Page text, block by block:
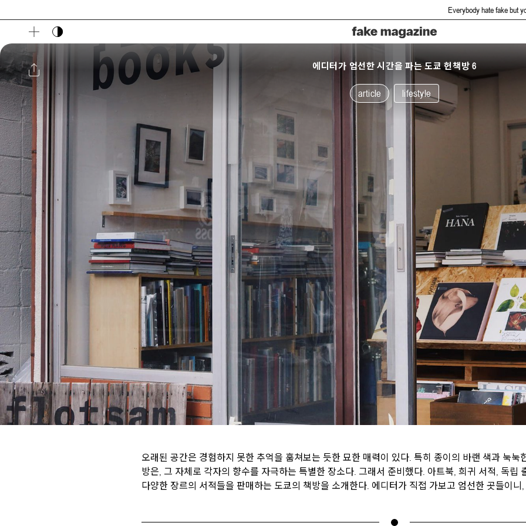
Everybody hate fake but you gonna love us.
다크 모드 토글
에디터가 엄선한 시간을 파는 도쿄 헌책방 6
article lifestyle
오래된 공간은 경험하지 못한 추억을 훔쳐보는 듯한 묘한 매력이 있다. 특히 종이의 바랜 색과 눅눅
방은, 그 자체로 각자의 향수를 자극하는 특별한 장소다. 그래서 준비했다. 아트북, 희귀 서적, 독립
다양한 장르의 서적들을 판매하는 도쿄의 책방을 소개한다. 에디터가 직접 가보고 엄선한 곳들이니